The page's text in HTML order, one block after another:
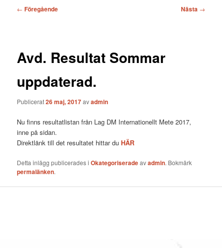
Inläggsnavigering
← Föregående Nästa →
Avd. Resultat Sommar
uppdaterad.
Publicerat26 maj, 2017avadmin
Nu finns resultatlistan från Lag DM Internationellt Mete 2017,
inne på sidan.
Direktlänk till det resultatet hittar duHÄR
Detta inlägg publicerades iOkategoriseradeavadmin. Bokmärk
permalänken.